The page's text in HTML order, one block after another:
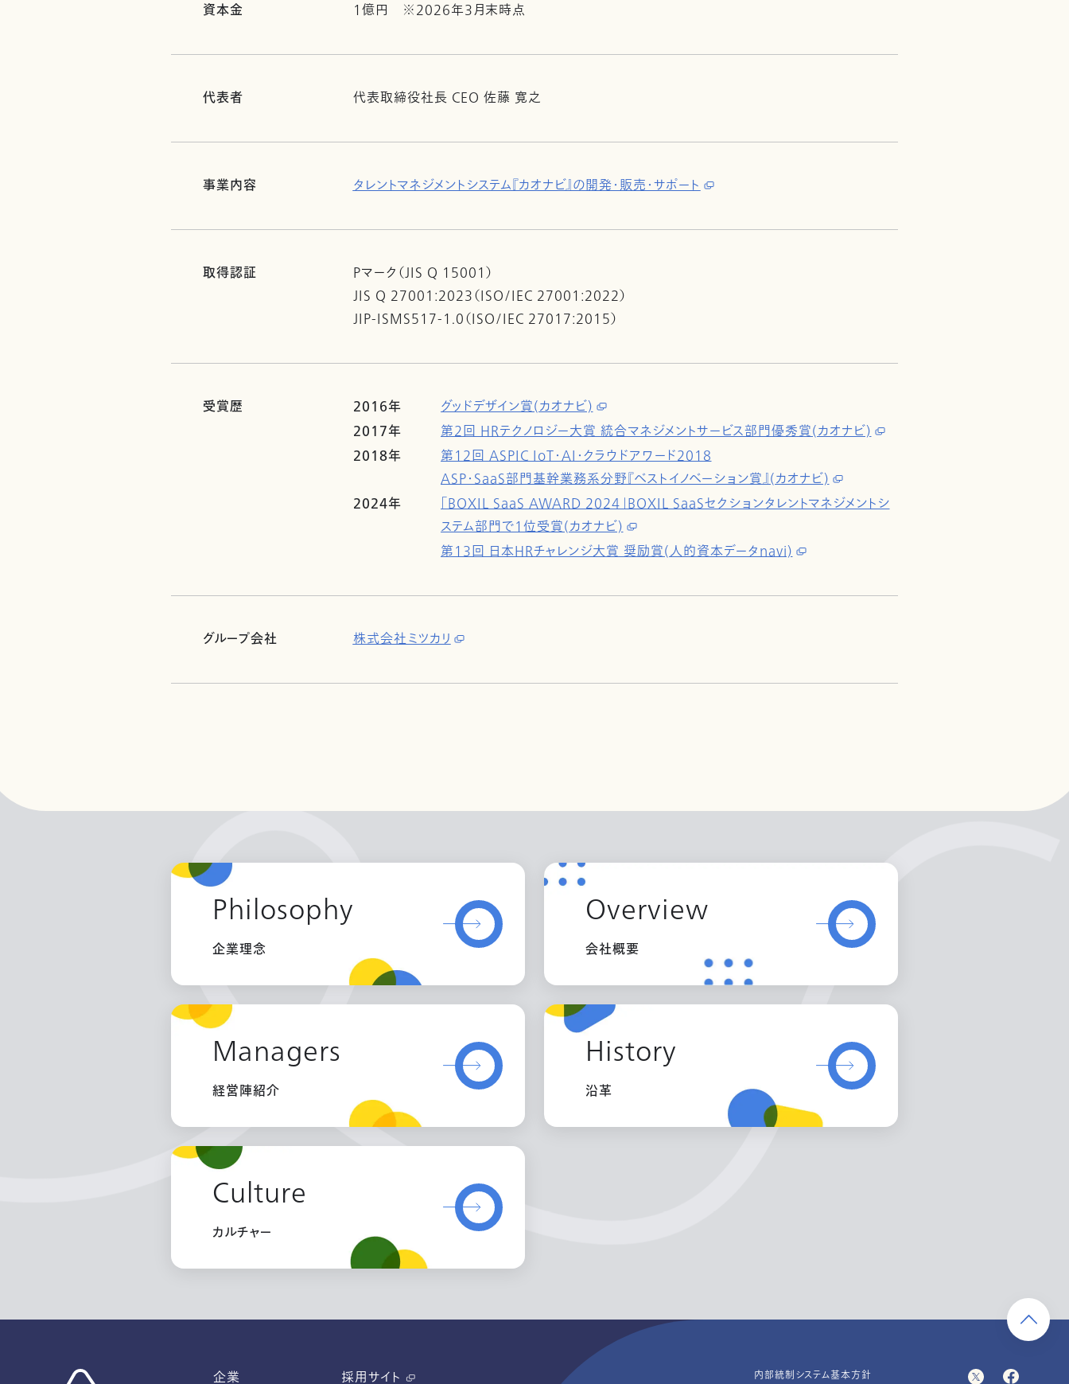
資本金 1億円 ※2026年3月末時点
代表者 代表取締役社長 CEO 佐藤 寛之
事業内容 タレントマネジメントシステム『カオナビ』の開発・販売・サポート
取得認証
Pマーク（JIS Q 15001）
JIS Q 27001:2023（ISO/IEC 27001:2022）
JIP-ISMS517-1.0（ISO/IEC 27017:2015）
受賞歴 2016年
グッドデザイン賞(カオナビ)
2017年
第2回 HRテクノロジー大賞 統合マネジメントサービス部門優秀賞(カオナビ)
2018年
第12回 ASPIC IoT・AI・クラウドアワード2018
ASP・SaaS部門基幹業務系分野『ベストイノベーション賞』(カオナビ)
2024年
「BOXIL SaaS AWARD 2024」BOXIL SaaSセクションタレントマネジメントシ
ステム部門で1位受賞(カオナビ)
第13回 日本HRチャレンジ大賞 奨励賞(人的資本データnavi)
グループ会社 株式会社ミツカリ
Philosophy
企業理念
Overview
会社概要
Managers
経営陣紹介
History
沿革
Culture
カルチャー
企業 採用サイト 内部統制システム基本方針